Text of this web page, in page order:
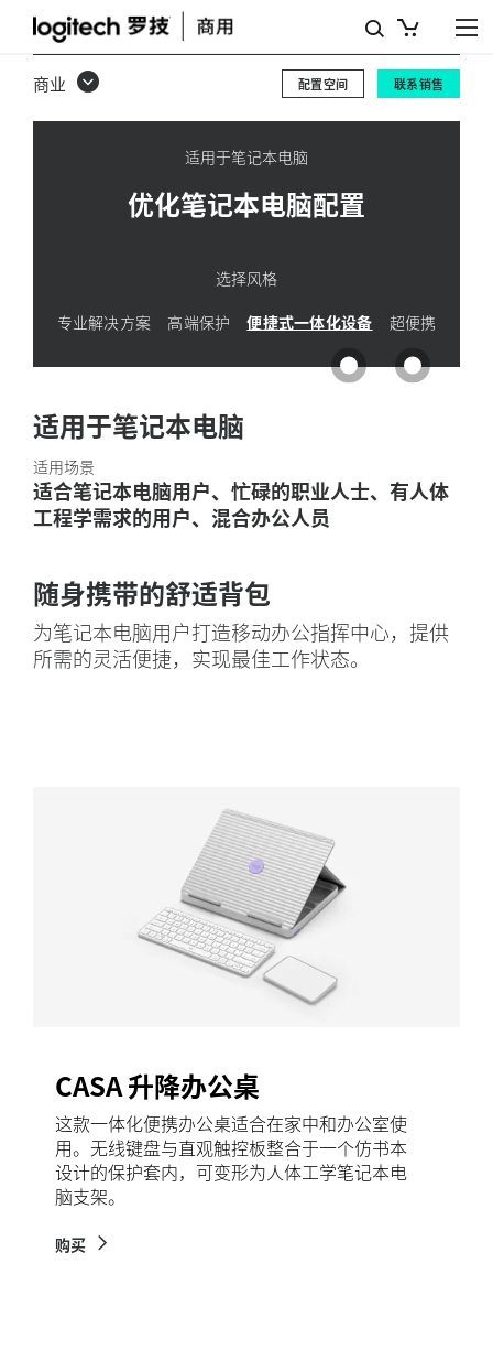
优
化
笔
置
商业 联系销售
配置空间
适用于笔记本电脑
优化笔记本电脑配置
选择风格
专业解决方案
高端保护 便捷式一体化设备 超便携
适用于笔记本电脑
适用场景
适合笔记本电脑用户、忙碌的职业人士、有人体
工程学需求的用户、混合办公人员
随身携带的舒适背包
为笔记本电脑用户打造移动办公指挥中心，提供
所需的灵活便捷，实现最佳工作状态。
CASA 升降办公桌
这款一体化便携办公桌适合在家中和办公室使
用。无线键盘与直观触控板整合于一个仿书本
设计的保护套内，可变形为人体工学笔记本电
脑支架。
购买